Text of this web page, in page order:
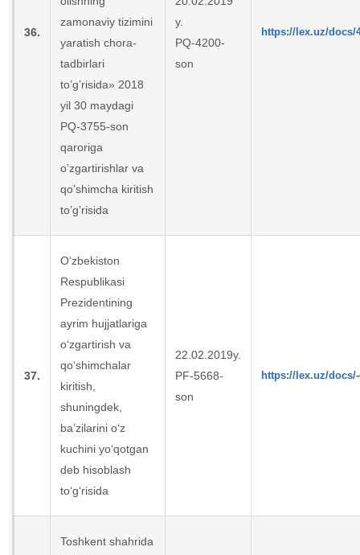
36.
zamonaviy tizimini
yaratish chora-
tadbirlari
toʼgʼrisida» 2018
yil 30 maydagi
PQ-3755-son
qaroriga
oʼzgartirishlar va
qoʼshimcha kiritish
toʼgʼrisida
y.
PQ-4200-
son
https://lex.uz/docs/
37.
O‘zbekiston
Respublikasi
Prezidentining
ayrim hujjatlariga
o‘zgartirish va
qo‘shimchalar
kiritish,
shuningdek,
ba’zilarini o‘z
kuchini yo‘qotgan
deb hisoblash
to‘g‘risida
22.02.2019y.
PF-5668-
son
https://lex.uz/docs/-
Toshkent shahrida